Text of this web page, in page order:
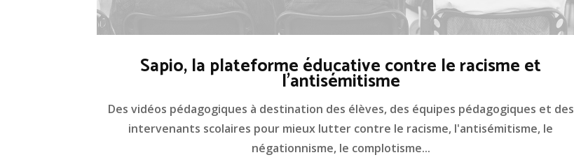
Sapio, la plateforme éducative contre le racisme et
l'antisémitisme
Des vidéos pédagogiques à destination des élèves, des équipes pédagogiques et des
intervenants scolaires pour mieux lutter contre le racisme, l'antisémitisme, le
négationnisme, le complotisme...